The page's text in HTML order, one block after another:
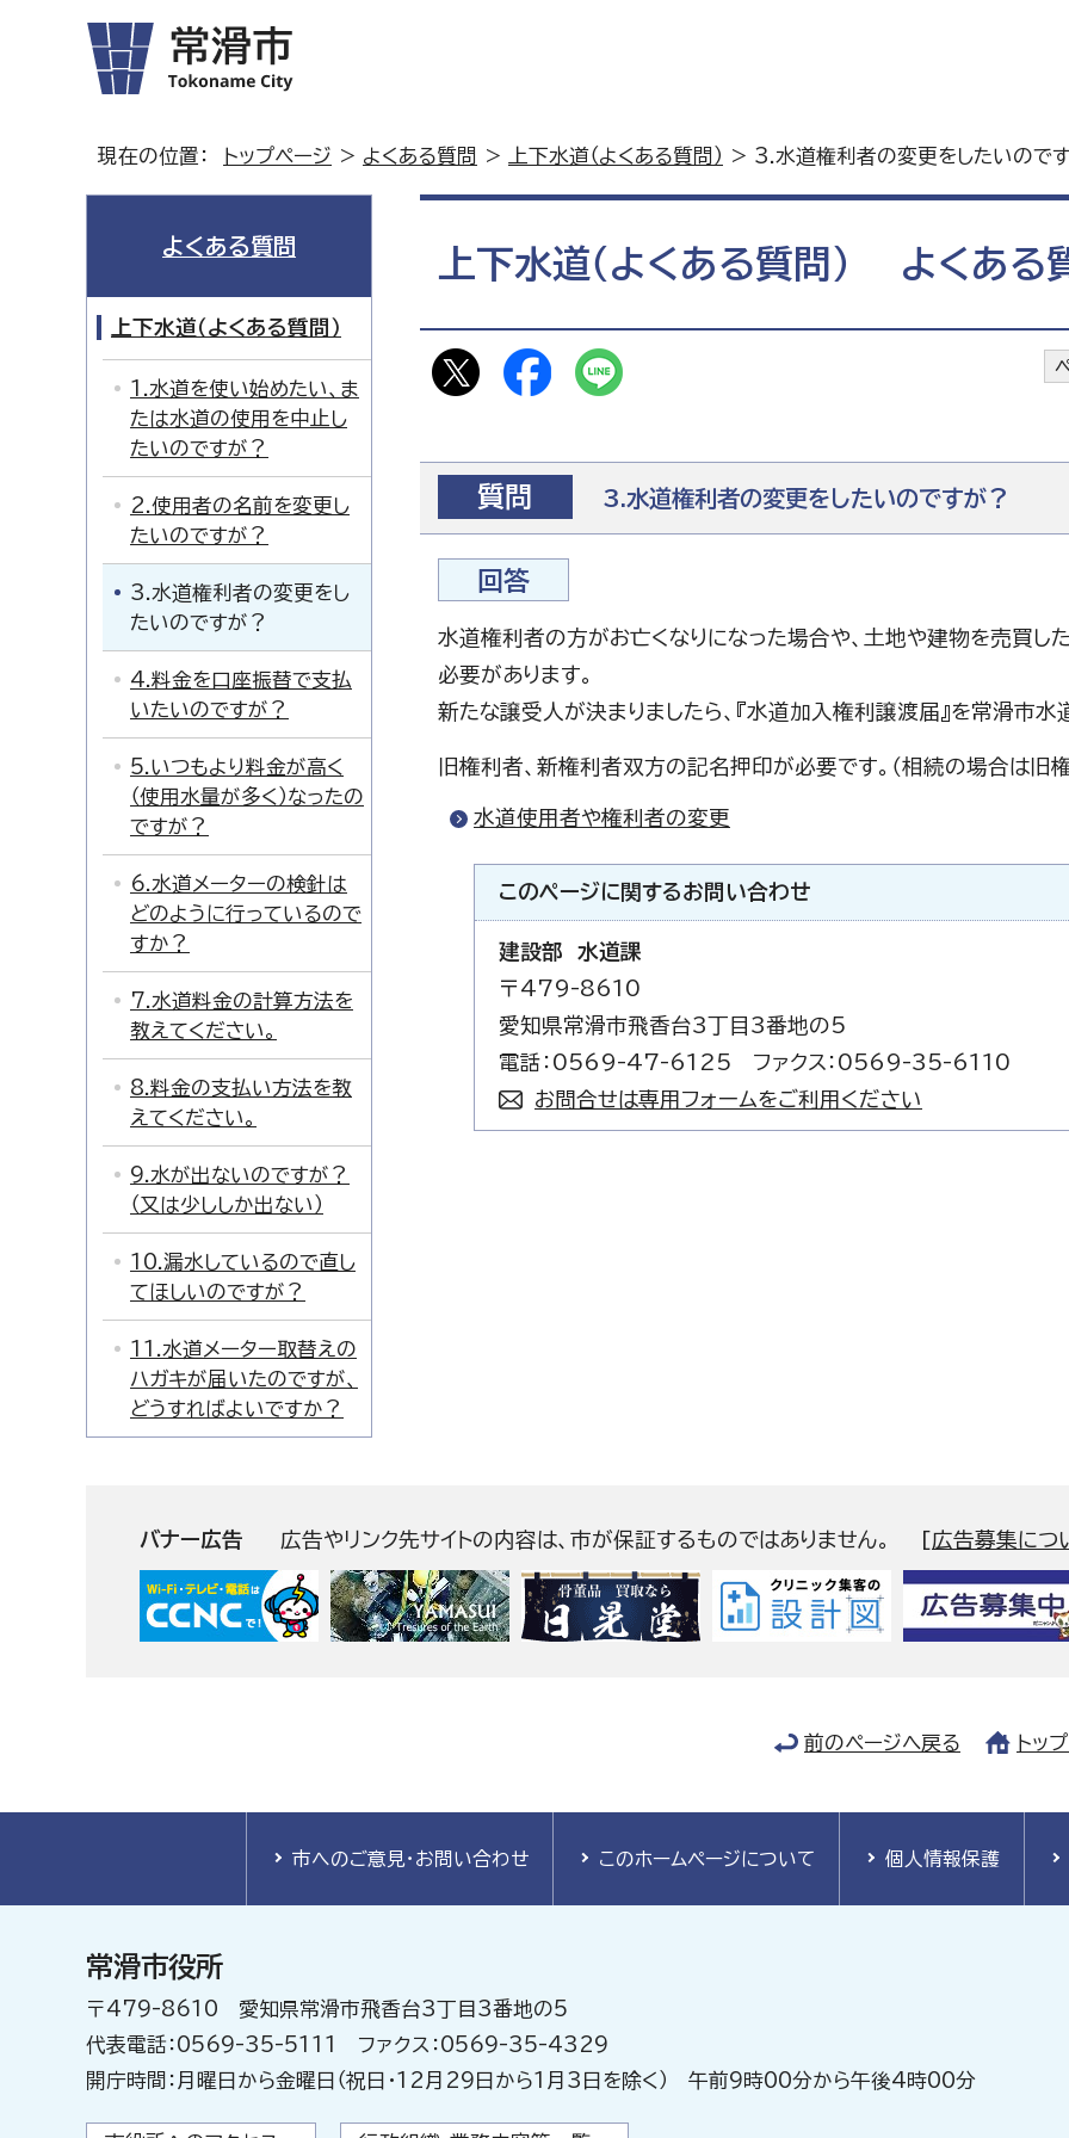
現在の位置： トップページ > よくある質問 > 上下水道（よくある質問） > 3.水道権利者の変更をしたいので
上下水道（よくある質問） よくある
質問 3.水道権利者の変更をしたいのですが？
回答
水道権利者の方がお亡くなりになった場合や、土地や建物を売買し
必要があります。
新たな譲受人が決まりましたら、『水道加入権利譲渡届』を常滑市水
旧権利者、新権利者双方の記名押印が必要です。（相続の場合は旧
水道使用者や権利者の変更
このページに関するお問い合わせ
建設部 水道課
〒479-8610
愛知県常滑市飛香台3丁目3番地の5
電話：0569-47-6125 ファクス：0569-35-6110
お問合せは専用フォームをご利用ください
よくある質問
上下水道（よくある質問）
1.水道を使い始めたい、ま
たは水道の使用を中止し
たいのですが？
2.使用者の名前を変更し
たいのですが？
3.水道権利者の変更をし
たいのですが？
4.料金を口座振替で支払
いたいのですが？
5.いつもより料金が高く
（使用水量が多く）なったの
ですが？
6.水道メーターの検針は
どのように行っているので
すか？
7.水道料金の計算方法を
教えてください。
8.料金の支払い方法を教
えてください。
9.水が出ないのですが？
（又は少ししか出ない）
10.漏水しているので直し
てほしいのですが？
11.水道メーター取替えの
ハガキが届いたのですが、
どうすればよいですか？
バナー広告 広告やリンク先サイトの内容は、市が保証するものではありません。 [広告募集につ
前のページへ戻る トッ
市へのご意見・お問い合わせ このホームページについて 個人情報保護
常滑市役所
〒479-8610 愛知県常滑市飛香台3丁目3番地の5
代表電話：0569-35-5111 ファクス：0569-35-4329
開庁時間：月曜日から金曜日（祝日・12月29日から1月3日を除く） 午前9時00分から午後4時00分